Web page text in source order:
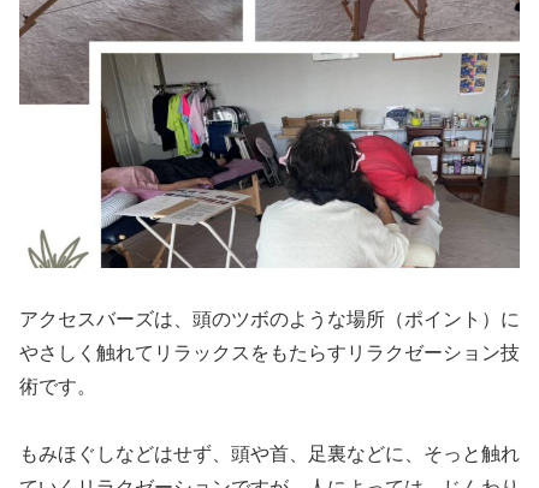
アクセスバーズは、頭のツボのような場所（ポイント）に
やさしく触れてリラックスをもたらすリラクゼーション技
術です。
もみほぐしなどはせず、頭や首、足裏などに、そっと触れ